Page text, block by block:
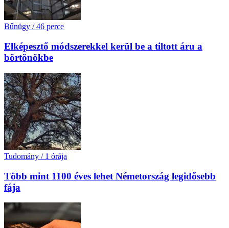
Bűnügy / 46 perce
Elképesztő módszerekkel kerül be a tiltott áru a
börtönökbe
Tudomány / 1 órája
Több mint 1100 éves lehet Németország legidősebb
fája